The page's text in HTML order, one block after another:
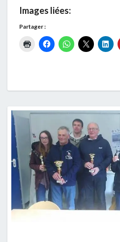
Images liées:
Partager :